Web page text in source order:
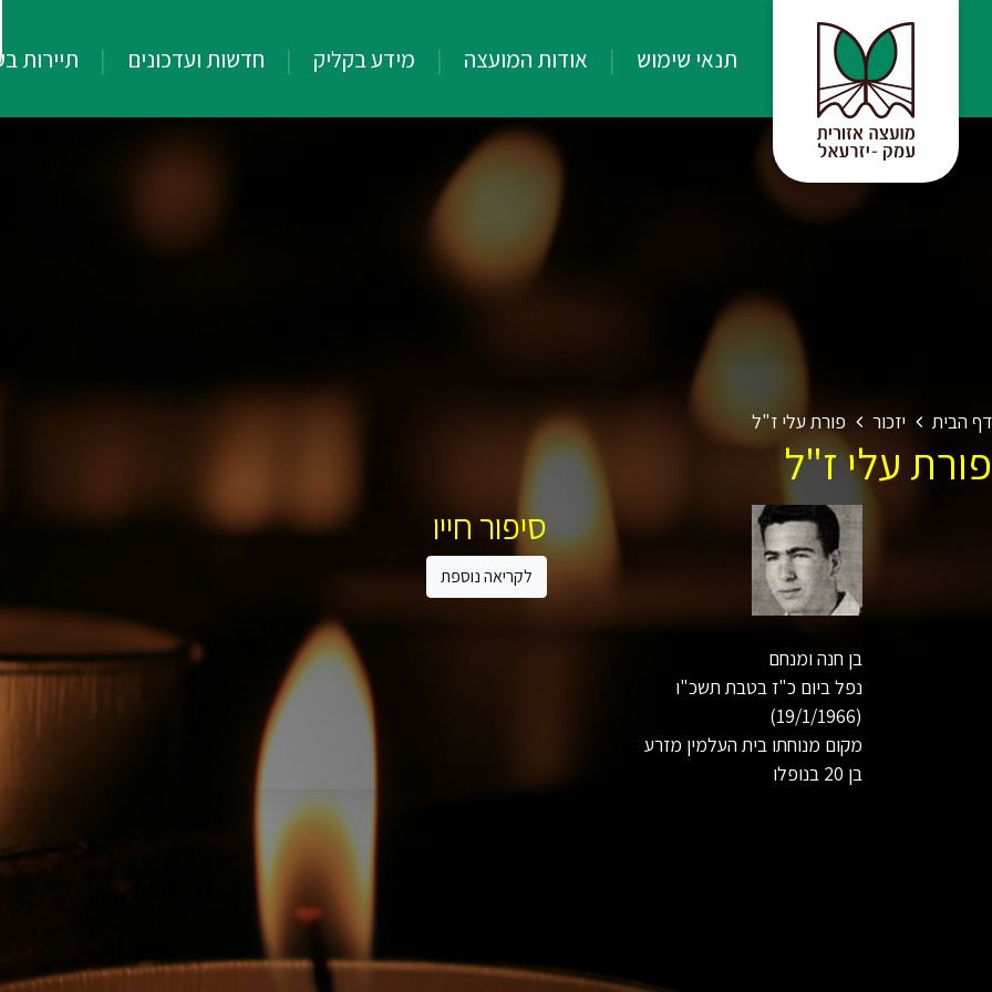
תנאי שימוש אודות המועצה מידע בקליק חדשות ועדכונים תיירות
דף הבית יזכור פורת עלי ז"ל
פורת עלי ז"ל
בן חנה ומנחם
נפל ביום כ"ז בטבת תשכ"ו
(19/1/1966)
מקום מנוחתו בית העלמין מזרע
בן 20 בנופלו
סיפור חייו
לקריאה נוספת